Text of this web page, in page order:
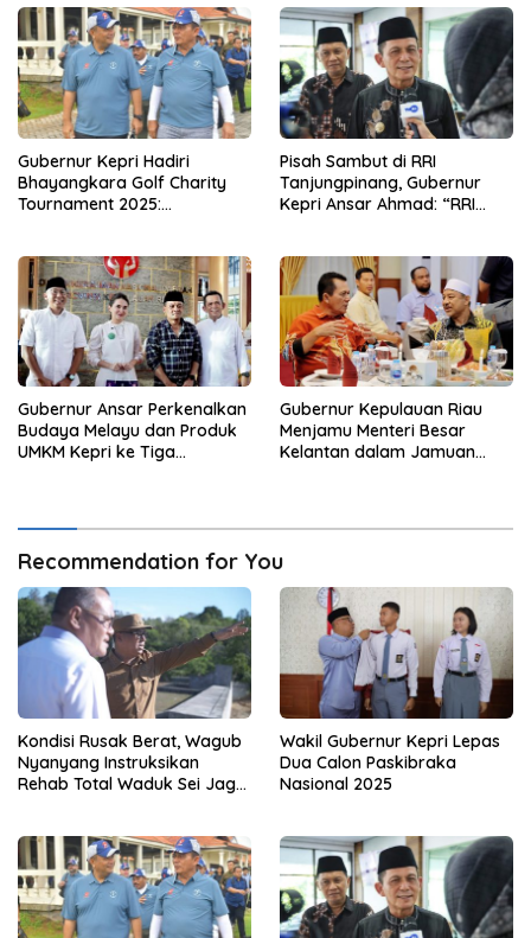
Gubernur Kepri Hadiri
Bhayangkara Golf Charity
Tournament 2025:
Pisah Sambut di RRI
Tanjungpinang, Gubernur
Kepri Ansar Ahmad: “RRI
Gubernur Ansar Perkenalkan
Budaya Melayu dan Produk
UMKM Kepri ke Tiga
Gubernur Kepulauan Riau
Menjamu Menteri Besar
Kelantan dalam Jamuan
Recommendation for You
Kondisi Rusak Berat, Wagub
Nyanyang Instruksikan
Rehab Total Waduk Sei Jago
Wakil Gubernur Kepri Lepas
Dua Calon Paskibraka
Nasional 2025